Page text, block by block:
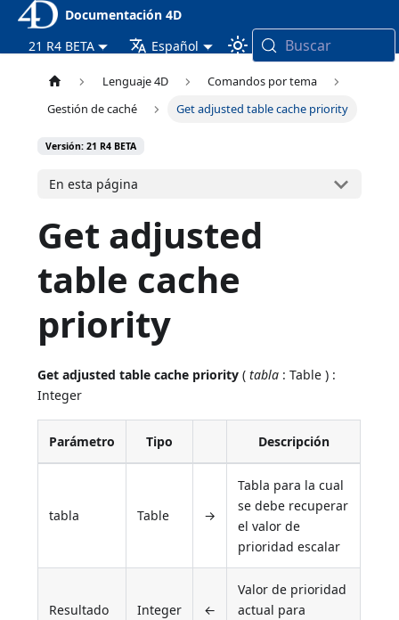
Documentación 4D
21 R4 BETA
Español Buscar
Lenguaje 4D
Comandos por tema
Gestión de caché
Get adjusted table cache priority
Versión: 21 R4 BETA
En esta página
Get adjusted
table cache
priority
Get adjusted table cache priority (tabla : Table ) :
Integer
Parámetro Tipo Descripción
tabla Table →
Tabla para la cual
se debe recuperar
el valor de
prioridad escalar
Resultado Integer ←
Valor de prioridad
actual para